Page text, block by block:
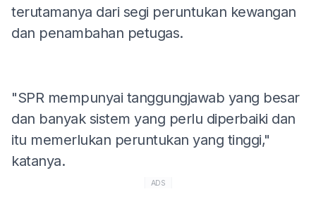
terutamanya dari segi peruntukan kewangan
dan penambahan petugas.
"SPR mempunyai tanggungjawab yang besar
dan banyak sistem yang perlu diperbaiki dan
itu memerlukan peruntukan yang tinggi,"
katanya.
ADS